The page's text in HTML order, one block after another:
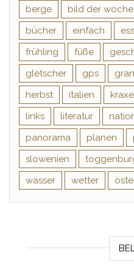
berge
bild der woche
bücher
einfach
frühling
füße
gletscher
gps
herbst
italien
links
literatur
panorama
planen
slowenien
wasser
wetter